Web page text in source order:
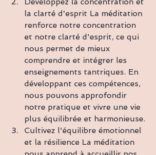
la clarté d'esprit La méditation
renforce notre concentration
et notre clarté d'esprit, ce qui
nous permet de mieux
comprendre et intégrer les
enseignements tantriques. En
développant ces compétences,
nous pouvons approfondir
notre pratique et vivre une vie
plus équilibrée et harmonieuse.
Cultivez l'équilibre émotionnel
et la résilience La méditation